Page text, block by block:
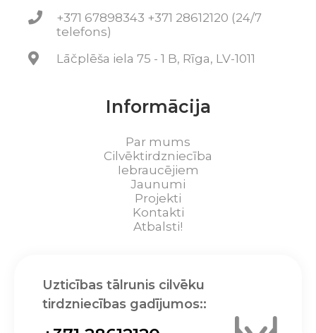
+371 67898343 +371 28612120 (24/7
telefons)
Lāčplēša iela 75 - 1 B, Rīga, LV-1011
Informācija
Par mums
Cilvēktirdzniecība
Iebraucējiem
Jaunumi
Projekti
Kontakti
Atbalsti!
Uzticības tālrunis cilvēku
tirdzniecības gadījumos::